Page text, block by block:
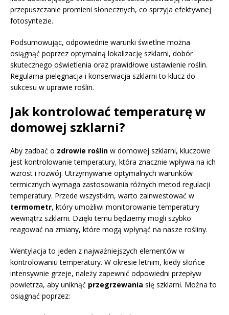
przepuszczanie promieni słonecznych, co sprzyja efektywnej
fotosyntezie.
Podsumowując, odpowiednie warunki świetlne można
osiągnąć poprzez optymalną lokalizację szklarni, dobór
skutecznego oświetlenia oraz prawidłowe ustawienie roślin.
Regularna pielęgnacja i konserwacja szklarni to klucz do
sukcesu w uprawie roślin.
Jak kontrolować temperaturę w
domowej szklarni?
Aby zadbać o zdrowie roślin w domowej szklarni, kluczowe
jest kontrolowanie temperatury, która znacznie wpływa na ich
wzrost i rozwój. Utrzymywanie optymalnych warunków
termicznych wymaga zastosowania różnych metod regulacji
temperatury. Przede wszystkim, warto zainwestować w
termometr, który umożliwi monitorowanie temperatury
wewnątrz szklarni. Dzięki temu będziemy mogli szybko
reagować na zmiany, które mogą wpłynąć na nasze rośliny.
Wentylacja to jeden z najważniejszych elementów w
kontrolowaniu temperatury. W okresie letnim, kiedy słońce
intensywnie grzeje, należy zapewnić odpowiedni przepływ
powietrza, aby uniknąć przegrzewania się szklarni. Można to
osiągnąć poprzez: